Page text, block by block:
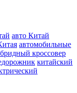
авто Китай
автомобильные
кроссовер
китайский